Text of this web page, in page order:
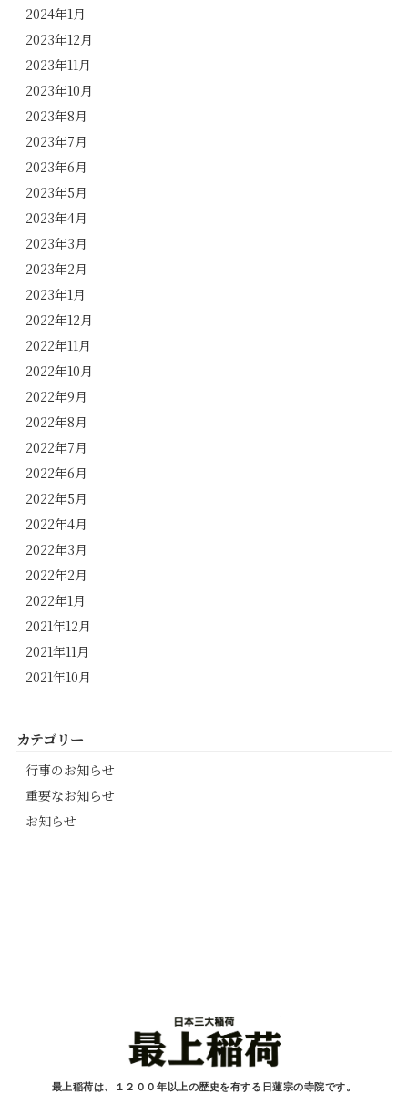
2024年1月
2023年12月
2023年11月
2023年10月
2023年8月
2023年7月
2023年6月
2023年5月
2023年4月
2023年3月
2023年2月
2023年1月
2022年12月
2022年11月
2022年10月
2022年9月
2022年8月
2022年7月
2022年6月
2022年5月
2022年4月
2022年3月
2022年2月
2022年1月
2021年12月
2021年11月
2021年10月
カテゴリー
行事のお知らせ
重要なお知らせ
お知らせ
最上稲荷は、１２００年以上の歴史を有する 日蓮宗の寺院です。